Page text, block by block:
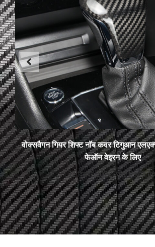
वोक्सवैगन गियर शिफ्ट नॉब कवर टिगुआन
फेऑन वेइरन के लिए
12 दिसंबर 2022 कोई टिप्पणी